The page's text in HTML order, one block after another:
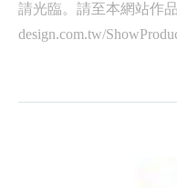
請光臨。請至本網站作
design.com.tw/